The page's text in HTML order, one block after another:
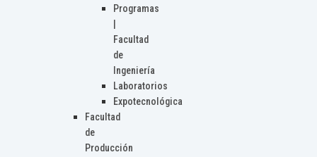
Programas
Facultad
de
Ingeniería
Laboratorios
Expotecnológica
Facultad
de
Producción